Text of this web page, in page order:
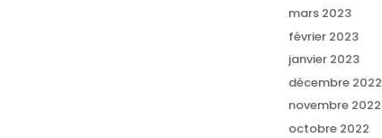
mars 2023
février 2023
janvier 2023
décembre 2022
novembre 2022
octobre 2022